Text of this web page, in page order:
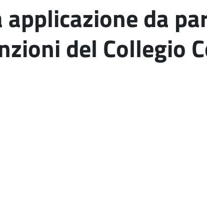
applicazione da
del Collegio